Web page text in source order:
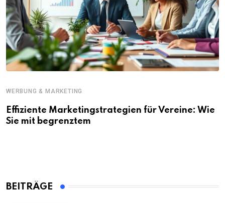
WERBUNG & MARKETING
Effiziente Marketingstrategien für Vereine: Wie
Sie mit begrenztem
BEITRÄGE